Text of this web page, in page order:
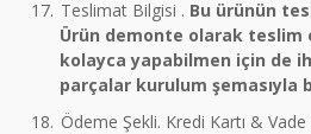
17. Teslimat Bilgisi . Bu ürünün
Ürün demonte olarak teslim
kolayca yapabilmen için de
parçalar kurulum
18. Ödeme Şekli. Kredi Kartı &